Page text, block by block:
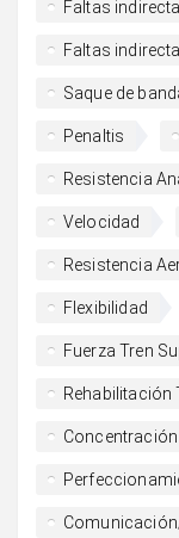
Faltas
Faltas
Saque de
Penaltis
Resistencia
Velocidad
Resistencia
Flexibilidad
Fuerza Tren
Rehabilitación
Concentración